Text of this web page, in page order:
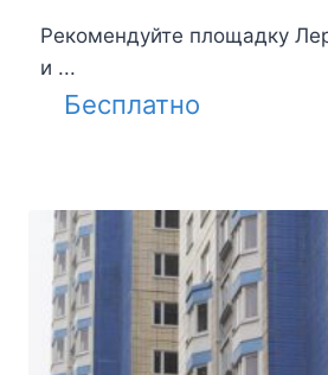
Рекомендуйте площадку
и ...
Бесплатно